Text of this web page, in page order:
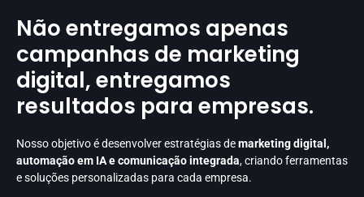
Não entregamos apenas
campanhas de marketing
digital, entregamos
resultados para empresas.
Nosso objetivo é desenvolver estratégias demarketing digital,
automação em IA e comunicação integrada, criando ferramentas
e soluções personalizadas para cada empresa.